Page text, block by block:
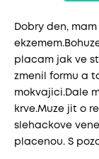
Dobry den,
placam jak ve
zmenil formu a
mokvajici.Dale
krve.Muze jit o
slehackove
placenou. S